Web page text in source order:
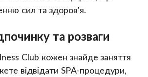
сил та здоров'я.
та розваги
Club кожен знайде заняття
відвідати SPA-процедури,